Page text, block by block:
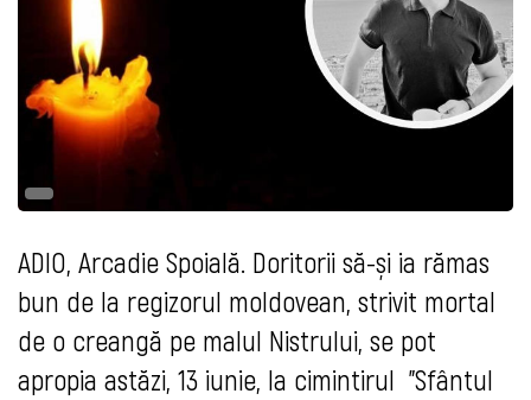
ADIO, Arcadie Spoială. Doritorii să-și ia rămas
bun de la regizorul moldovean, strivit mortal
de o creangă pe malul Nistrului, se pot
apropia astăzi, 13 iunie, la cimintirul "Sfântul